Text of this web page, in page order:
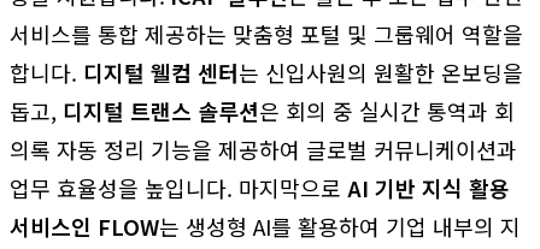
서비스를 통합 제공하는 맞춤형 포털 및 그룹웨어 역할을
합니다. 디지털 웰컴 센터는 신입사원의 원활한 온보딩을
돕고, 디지털 트랜스 솔루션은 회의 중 실시간 통역과 회
의록 자동 정리 기능을 제공하여 글로벌 커뮤니케이션과
업무 효율성을 높입니다. 마지막으로 AI 기반 지식 활용
서비스인 FLOW는 생성형 AI를 활용하여 기업 내부의 지